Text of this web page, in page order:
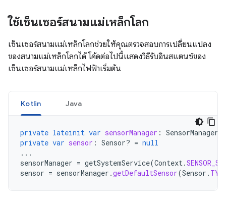
ใช้เซ็นเซอร์สนามแม่เหล็กโลก
เซ็นเซอร์สนามแม่เหล็กโลกช่วยให้คุณตรวจสอบการเปลี่ยนแปลง
ของสนามแม่เหล็กโลกได้ โค้ดต่อไปนี้แสดงวิธีรับอินสแตนซ์ของ
เซ็นเซอร์สนามแม่เหล็กไฟฟ้าเริ่มต้น
Kotlin Java
private lateinit var sensorManager : SensorManager
private var sensor : Sensor? = null
...
sensorManager = getSystemService(Context.
sensor = sensorManager .getDefaultSensor(Sensor .